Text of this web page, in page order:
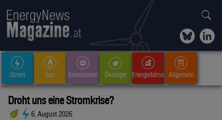
Strom Gas Emissionen Ökologie Energiebörse Allgemein
Droht uns eine Stromkrise?
6. August 2026